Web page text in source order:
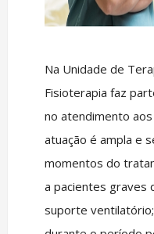
Na Unidade de
Fisioterapia faz
no atendimento
atuação é ampla e
momentos do
a pacientes graves
suporte